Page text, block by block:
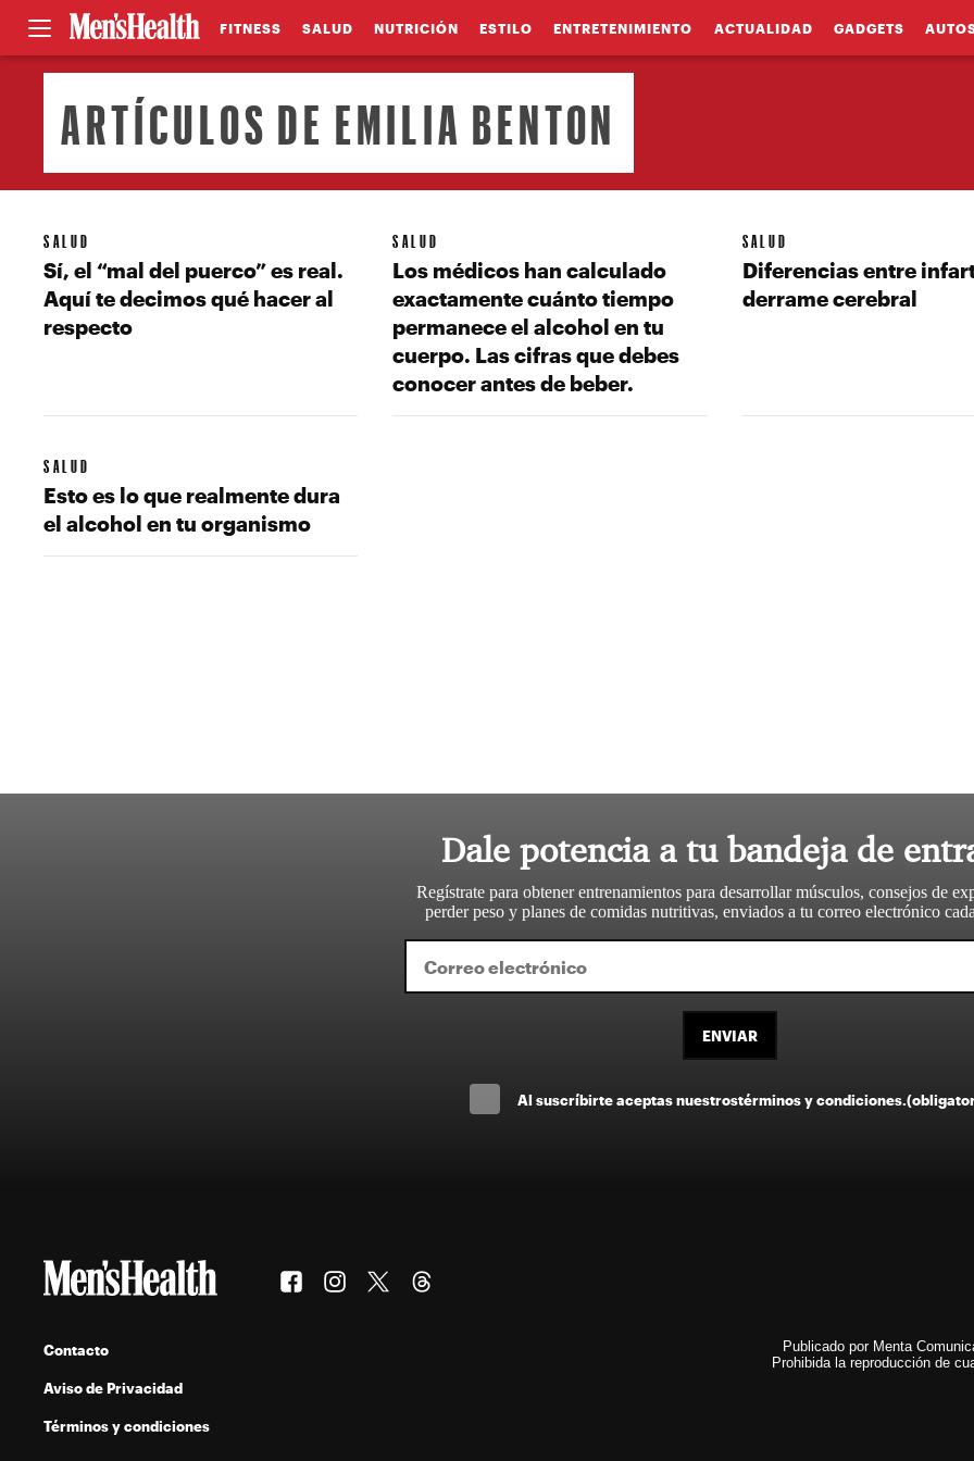
FITNESS SALUD NUTRICIÓN ESTILO ENTRETENIMIENTO ACTUALIDAD GADGETS
ARTÍCULOS DE EMILIA BENTON
SALUD
Sí, el “mal del puerco” es real.
Aquí te decimos qué hacer al
respecto
SALUD
Los médicos han calculado
exactamente cuánto tiempo
permanece el alcohol en tu
cuerpo. Las cifras que debes
conocer antes de beber.
SALUD
Diferencias entre
derrame cerebral
SALUD
Esto es lo que realmente dura
el alcohol en tu organismo
Dale potencia a tu bandeja de
Regístrate para obtener entrenamientos para desarrollar músculos, consejos de
perder peso y planes de comidas nutritivas, enviados a tu correo electrónico
ENVIAR
Al suscríbirte aceptas nuestrostérminos y condiciones .
Contacto
Aviso de Privacidad
Términos y condiciones
Publicado por Menta
Prohibida la reproducción de